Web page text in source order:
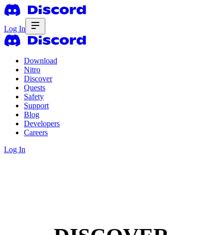
Log In
Download
Nitro
Discover
Quests
Safety
Support
Blog
Developers
Careers
Log In